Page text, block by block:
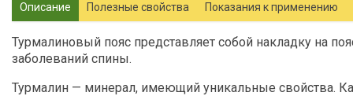
Описание Полезные свойства Показания к применению
Турмалиновый пояс представляет собой накладку на
заболеваний спины.
Турмалин — минерал, имеющий уникальные свойства.